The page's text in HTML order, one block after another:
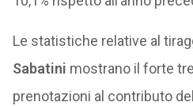
Le statistiche relative al
Sabatini mostrano il forte
prenotazioni al contributo